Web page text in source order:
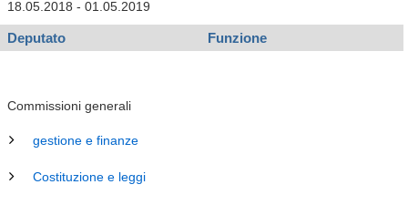
18.05.2018 - 01.05.2019
Deputato Funzione
Commissioni generali
gestione e finanze
Costituzione e leggi